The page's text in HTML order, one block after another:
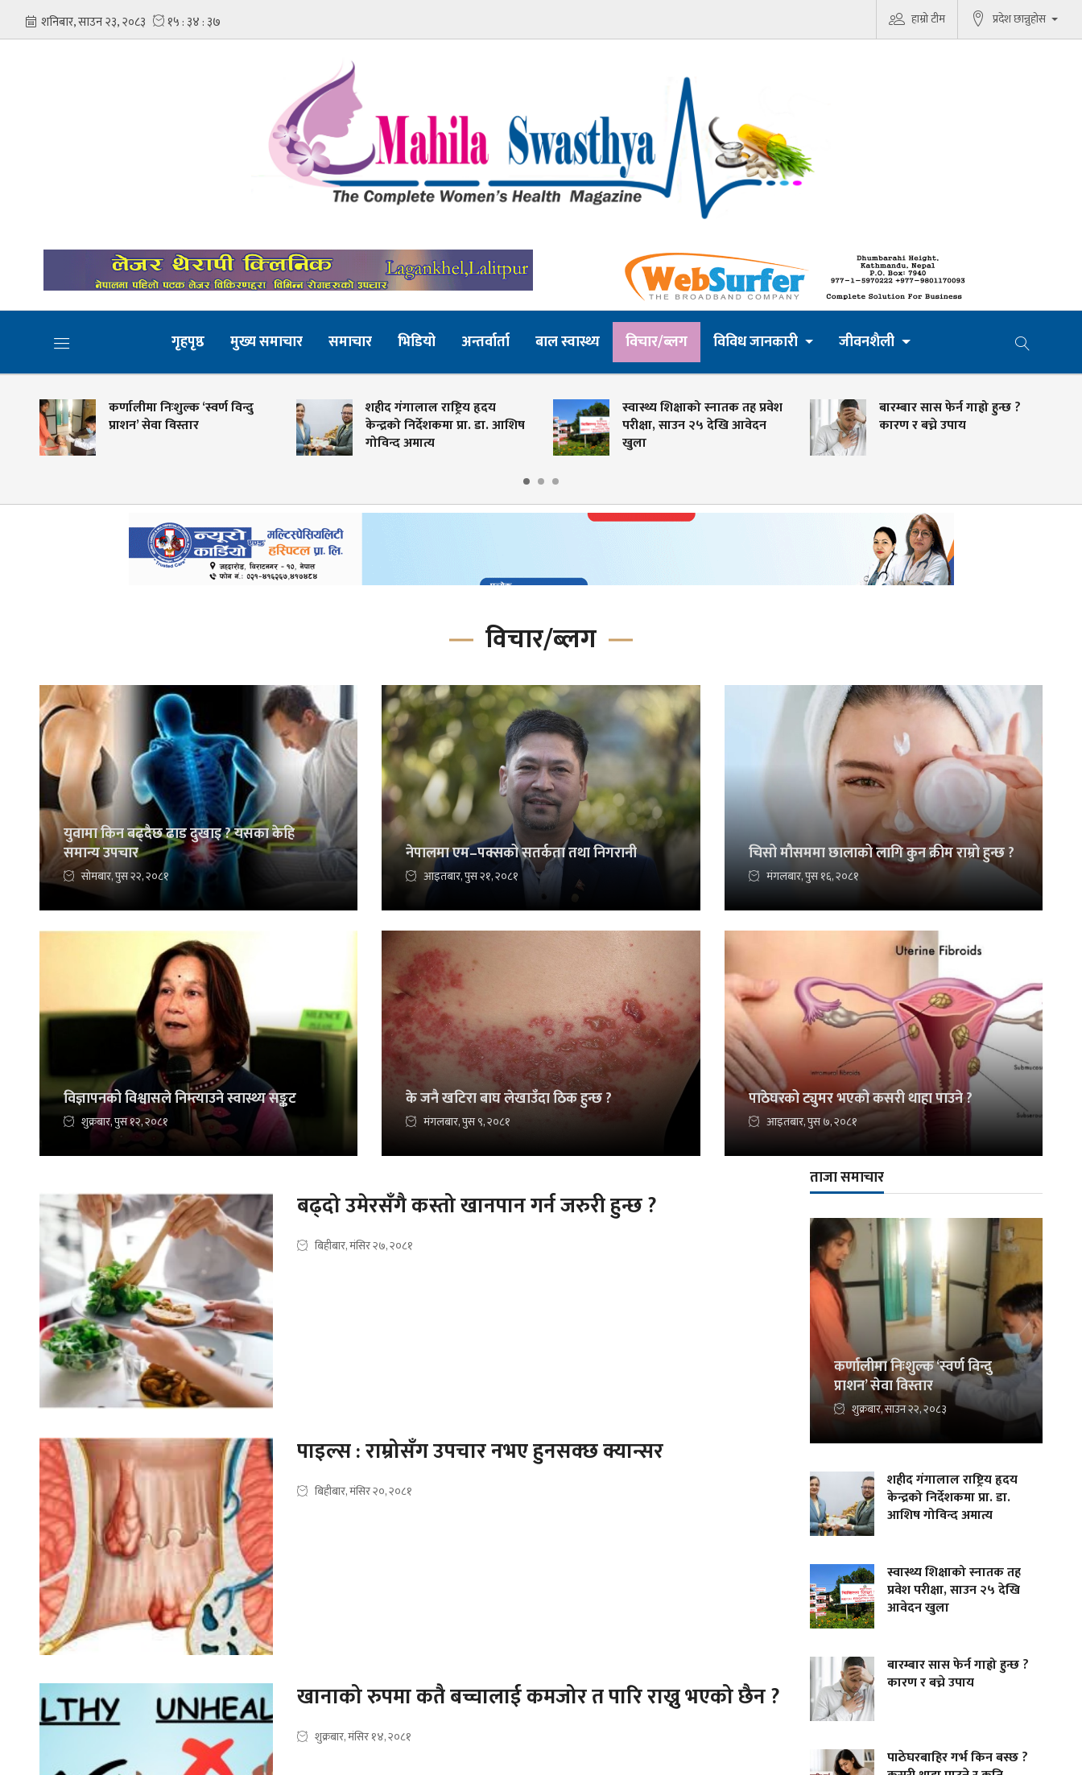
हाम्रो टीम प्रदेश छान्नुहोस
गृहपृष्ठ मुख्य समाचार समाचार भिडियो अन्तर्वार्ता बाल स्वास्थ्य विचार/ब्लग विविध जानकारी जीवनशैली
कर्णालीमा निःशुल्क ‘स्वर्ण विन्दु
प्राशन’ सेवा विस्तार
शहीद गंगालाल राष्ट्रिय हृदय
केन्द्रको निर्देशकमा प्रा. डा. आशिष
गोविन्द अमात्य
स्वास्थ्य शिक्षाको स्नातक तह प्रवेश
परीक्षा, साउन २५ देखि आवेदन
खुला
बारम्बार सास फेर्न गाह्रो हुन्छ ?
कारण र बच्ने उपाय
विचार/ब्लग
युवामा किन बढ्दैछ ढाड दुखाइ ? यसका केहि
समान्य उपचार
सोमबार, पुस २२, २०८१
नेपालमा एम–पक्सको सतर्कता तथा निगरानी
आइतबार, पुस २१, २०८१
चिसो मौसममा छालाको लागि कुन क्रीम राम्रो हुन्छ ?
मंगलबार, पुस १६, २०८१
विज्ञापनको विश्वासले निम्त्याउने स्वास्थ्य सङ्कट
शुक्रबार, पुस १२, २०८१
के जनै खटिरा बाघ लेखाउँदा ठिक हुन्छ ?
मंगलबार, पुस ९, २०८१
पाठेघरको ट्युमर भएको कसरी थाहा पाउने ?
आइतबार, पुस ७, २०८१
बढ्दो उमेरसँगै कस्तो खानपान गर्न जरुरी हुन्छ ?
बिहीबार, मंसिर २७, २०८१
पाइल्स : राम्रोसँग उपचार नभए हुनसक्छ क्यान्सर
बिहीबार, मंसिर २०, २०८१
खानाको रुपमा कतै बच्चालाई कमजोर त पारि राख्नु भएको छैन ?
शुक्रबार, मंसिर १४, २०८१
ताजा समाचार
कर्णालीमा निःशुल्क ‘स्वर्ण विन्दु
प्राशन’ सेवा विस्तार
शुक्रबार, साउन २२, २०८३
शहीद गंगालाल राष्ट्रिय हृदय
केन्द्रको निर्देशकमा प्रा. डा.
आशिष गोविन्द अमात्य
स्वास्थ्य शिक्षाको स्नातक तह
प्रवेश परीक्षा, साउन २५ देखि
आवेदन खुला
बारम्बार सास फेर्न गाह्रो हुन्छ ?
कारण र बच्ने उपाय
पाठेघरबाहिर गर्भ किन बस्छ ?